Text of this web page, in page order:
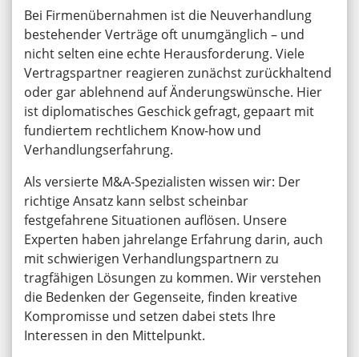
Bei Firmenübernahmen ist die Neuverhandlung
bestehender Verträge oft unumgänglich – und
nicht selten eine echte Herausforderung. Viele
Vertragspartner reagieren zunächst zurückhaltend
oder gar ablehnend auf Änderungswünsche. Hier
ist diplomatisches Geschick gefragt, gepaart mit
fundiertem rechtlichem Know-how und
Verhandlungserfahrung.
Als versierte M&A-Spezialisten wissen wir: Der
richtige Ansatz kann selbst scheinbar
festgefahrene Situationen auflösen. Unsere
Experten haben jahrelange Erfahrung darin, auch
mit schwierigen Verhandlungspartnern zu
tragfähigen Lösungen zu kommen. Wir verstehen
die Bedenken der Gegenseite, finden kreative
Kompromisse und setzen dabei stets Ihre
Interessen in den Mittelpunkt.